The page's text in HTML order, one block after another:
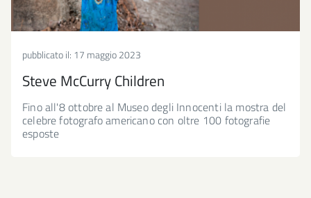
pubblicato il: 17 maggio 2023
Steve McCurry Children
Fino all'8 ottobre al Museo degli Innocenti la mostra del
celebre fotografo americano con oltre 100 fotografie
esposte